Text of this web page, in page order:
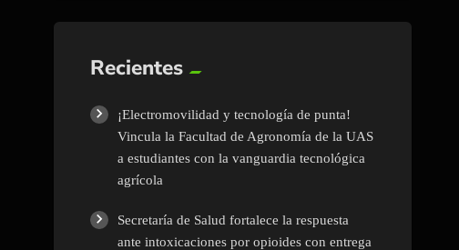
Recientes
¡Electromovilidad y tecnología de punta!
Vincula la Facultad de Agronomía de la UAS
a estudiantes con la vanguardia tecnológica
agrícola
Secretaría de Salud fortalece la respuesta
ante intoxicaciones por opioides con entrega